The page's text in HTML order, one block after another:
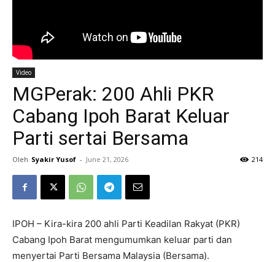
Video
MGPerak: 200 Ahli PKR
Cabang Ipoh Barat Keluar
Parti sertai Bersama
Oleh Syakir Yusof - June 21, 2026 214
IPOH – Kira-kira 200 ahli Parti Keadilan Rakyat (PKR)
Cabang Ipoh Barat mengumumkan keluar parti dan
menyertai Parti Bersama Malaysia (Bersama).